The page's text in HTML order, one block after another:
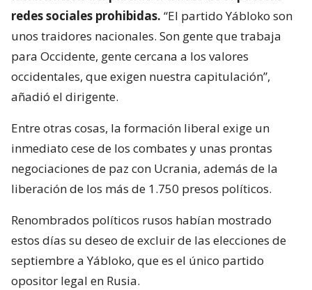
redes sociales prohibidas. “El partido Yábloko son
unos traidores nacionales. Son gente que trabaja
para Occidente, gente cercana a los valores
occidentales, que exigen nuestra capitulación”,
añadió el dirigente.
Entre otras cosas, la formación liberal exige un
inmediato cese de los combates y unas prontas
negociaciones de paz con Ucrania, además de la
liberación de los más de 1.750 presos políticos.
Renombrados políticos rusos habían mostrado
estos días su deseo de excluir de las elecciones de
septiembre a Yábloko, que es el único partido
opositor legal en Rusia.